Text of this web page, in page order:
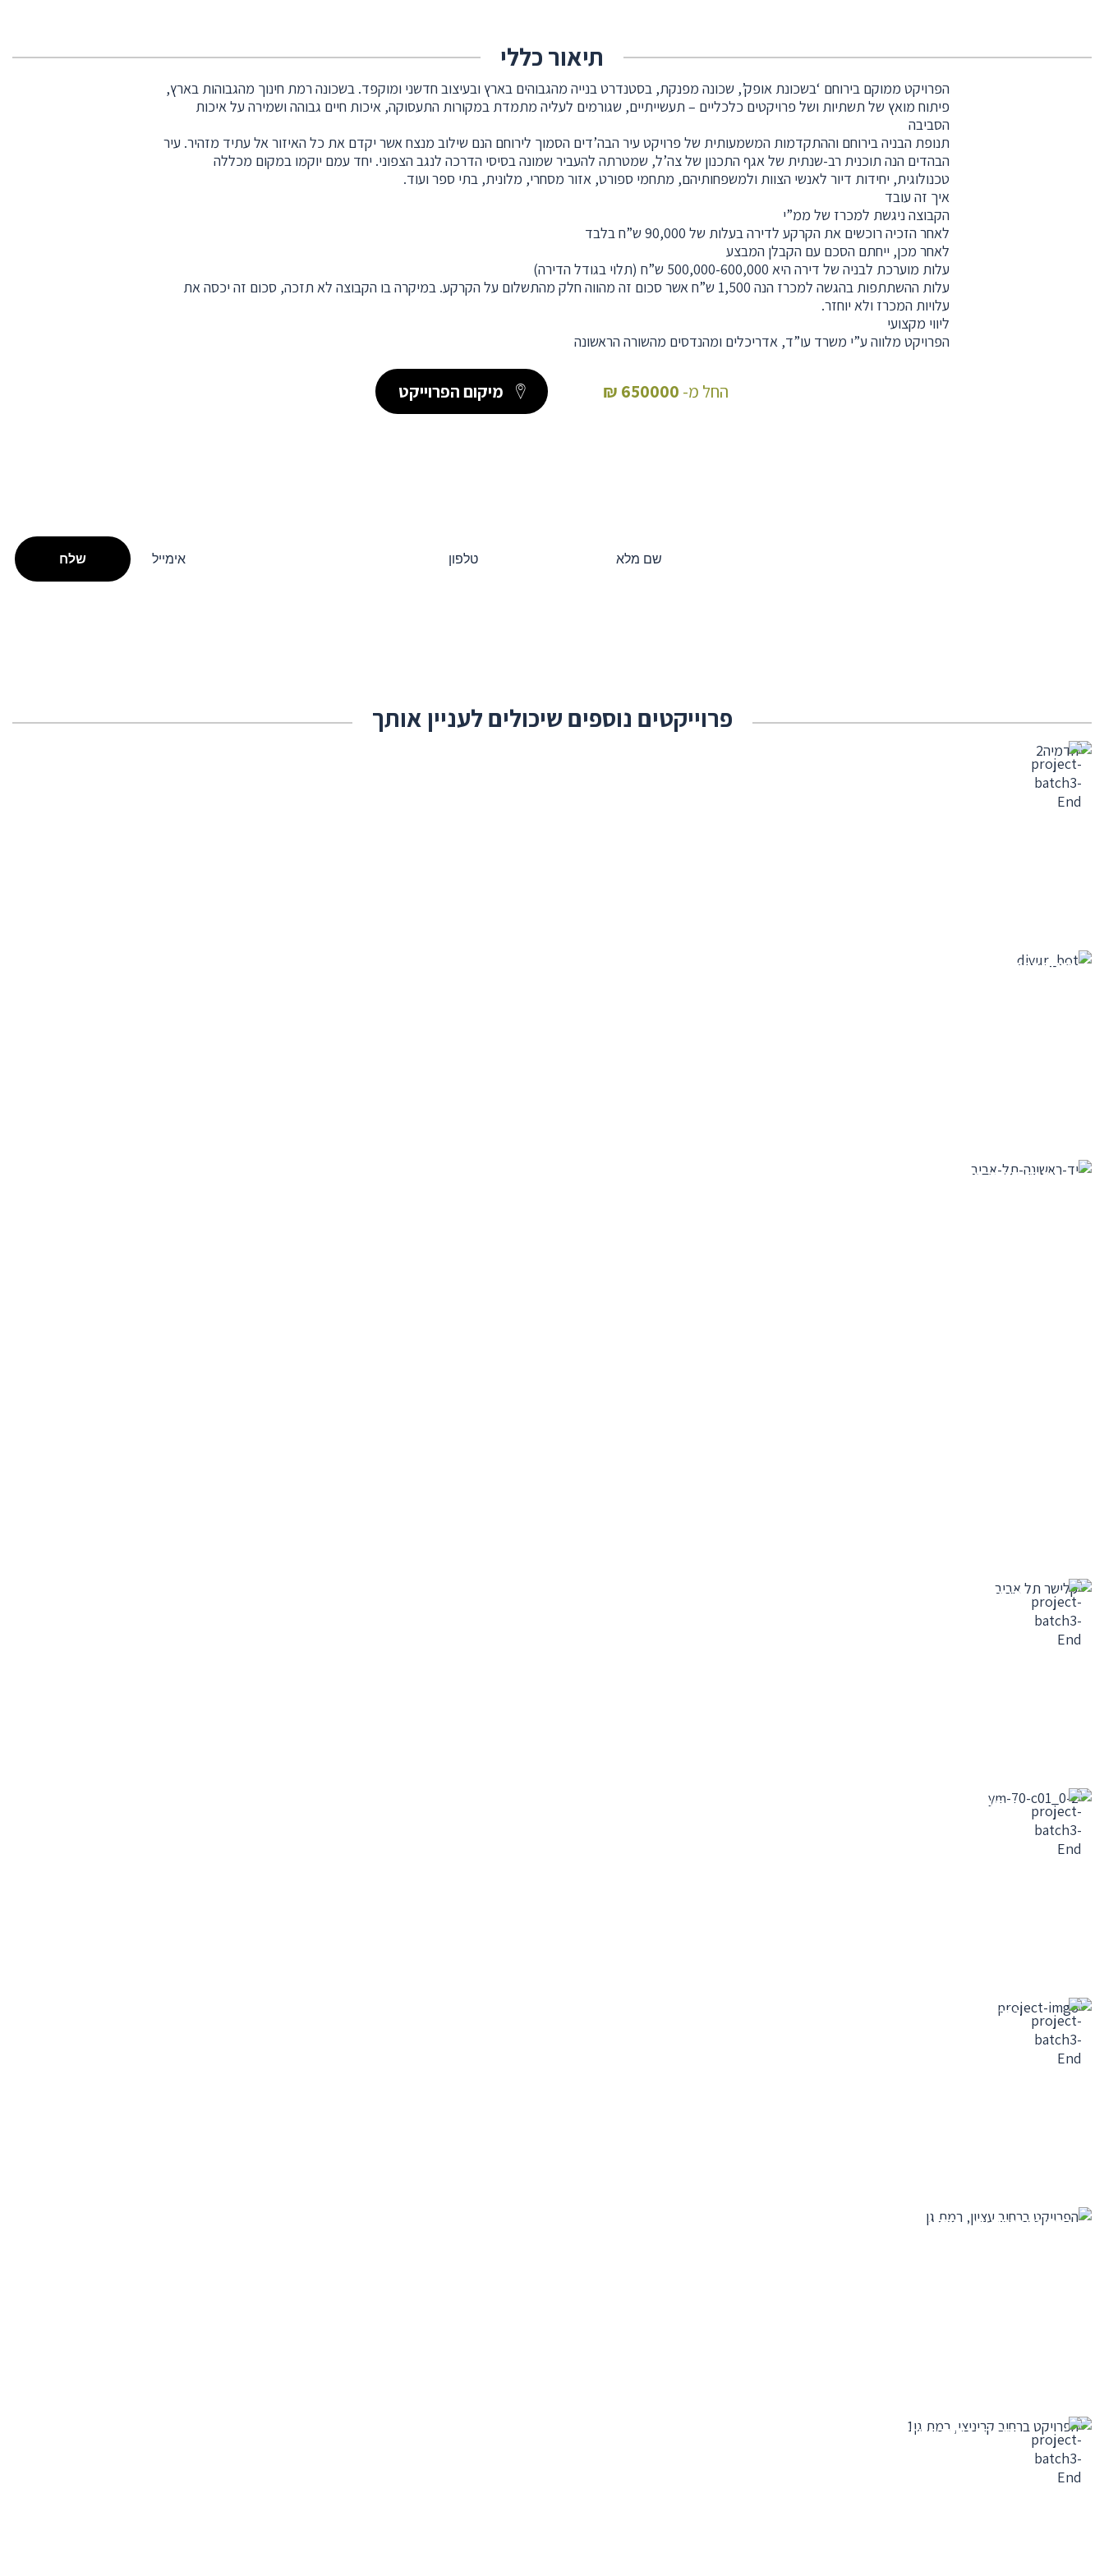
תיאור כללי
הפרויקט ממוקם בירוחם ‘בשכונת אופק’, שכונה מפנקת, בסטנדרט בנייה מהגבוהים בארץ ובעיצוב חדשני ומוקפד. בשכונה רמת חינוך מהגבוהות בארץ,
פיתוח מואץ של תשתיות ושל פרויקטים כלכליים – תעשייתיים, שגורמים לעליה מתמדת במקורות התעסוקה, איכות חיים גבוהה ושמירה על איכות
הסביבה
תנופת הבניה בירוחם וההתקדמות המשמעותית של פרויקט עיר הבה’דים הסמוך לירוחם הנם שילוב מנצח אשר יקדם את כל האיזור אל עתיד מזהיר. עיר
הבהדים הנה תוכנית רב-שנתית של אגף התכנון של צה’ל, שמטרתה להעביר שמונה בסיסי הדרכה לנגב הצפוני. יחד עמם יוקמו במקום מכללה
טכנולוגית, יחידות דיור לאנשי הצוות ולמשפחותיהם, מתחמי ספורט, אזור מסחרי, מלונית, בתי ספר ועוד.
איך זה עובד
הקבוצה ניגשת למכרז של ממ”י
לאחר הזכיה רוכשים את הקרקע לדירה בעלות של 90,000 ש”ח בלבד
לאחר מכן, ייחתם הסכם עם הקבלן המבצע
עלות מוערכת לבניה של דירה היא 500,000-600,000 ש”ח (תלוי בגודל הדירה)
עלות ההשתתפות בהגשה למכרז הנה 1,500 ש”ח אשר סכום זה מהווה חלק מהתשלום על הקרקע. במיקרה בו הקבוצה לא תזכה, סכום זה יכסה את
עלויות המכרז ולא יוחזר.
ליווי מקצועי
הפרויקט מלווה ע”י משרד עו”ד, אדריכלים ומהנדסים מהשורה הראשונה
₪ החל מ- 650000 מיקום הפרוייקט
פרוייקטים נוספים שיכולים לעניין אותך
דירות אחרונות בפרויקטים נבחרים
דירות יד ראשונה מגדלי תל אביב
הבית ברחוב קלישר תל
הפרוייקט הסתיים -
הפרוייקט הסתיים -
הפרויקט ברחוב עציון רמת גן
הפרויקט ברחוב קריניצי